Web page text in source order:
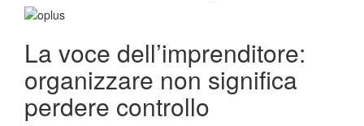
La voce dell’imprenditore:
organizzare non significa
perdere controllo